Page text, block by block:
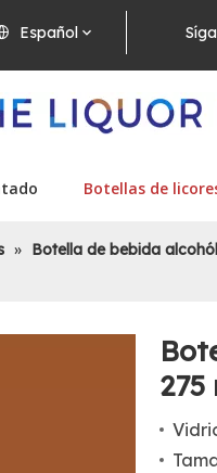
Español
Botellas de
» Botella de bebida